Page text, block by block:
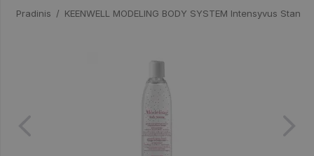
Pradinis KEENWELL MODELING BODY SYSTEM Intensyvus